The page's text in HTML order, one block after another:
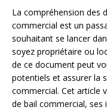
La compréhension des
commercial est un
souhaitant se lancer
soyez propriétaire ou
de ce document peut
potentiels et assurer la
commercial. Cet article
de bail commercial,